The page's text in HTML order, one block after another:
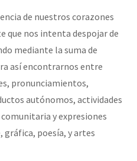
de nuestros corazones
que nos intenta despojar de
mediante la suma de
así encontrarnos entre
pronunciamientos,
autónomos, actividades
y expresiones
poesía, y artes